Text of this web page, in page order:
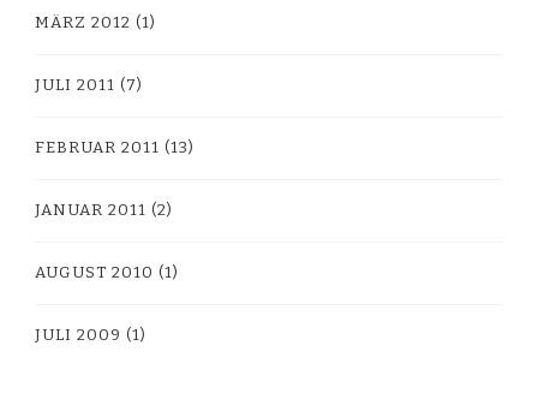
MÄRZ 2012 (1)
JULI 2011 (7)
FEBRUAR 2011 (13)
JANUAR 2011 (2)
AUGUST 2010 (1)
JULI 2009 (1)